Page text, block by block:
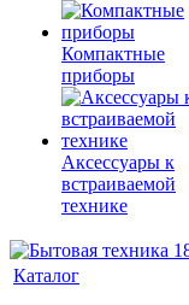
Компактные
приборы
Аксессуары к
встраиваемой
технике
Каталог